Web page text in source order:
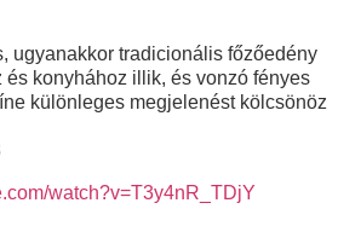
ugyanakkor tradicionális főzőedény
és konyhához illik, és vonzó fényes
különleges megjelenést kölcsönöz
watch?v=T3y4nR_TDjY